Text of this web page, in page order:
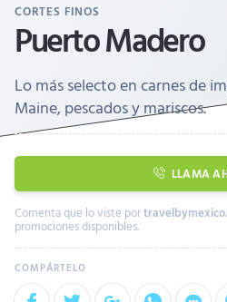
CORTES FINOS
Puerto Madero
Lo más selecto en carnes de
Maine, pescados y mariscos.
LLAMA
Comenta que lo viste por
promociones disponibles.